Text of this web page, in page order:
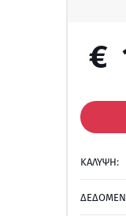
€
ΚΑΛΥΨΗ: